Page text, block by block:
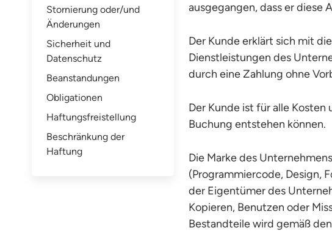
Stornierung oder/und
Änderungen
Sicherheit und
Datenschutz
Beanstandungen
Obligationen
Haftungsfreistellung
Beschränkung der
Haftung
ausgegangen, dass er
Der Kunde erklärt sich mit
Dienstleistungen des
durch eine Zahlung ohne
Der Kunde ist für alle
Buchung entstehen können.
Die Marke des
(Programmiercode, Design,
der Eigentümer des
Kopieren, Benutzen oder
Bestandteile wird gemäß